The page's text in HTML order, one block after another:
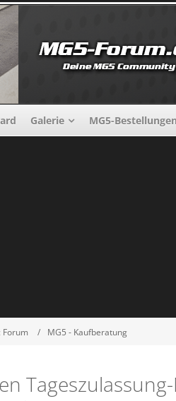
Galerie MG5-Bestellungen
Forum MG5 - Kaufberatung